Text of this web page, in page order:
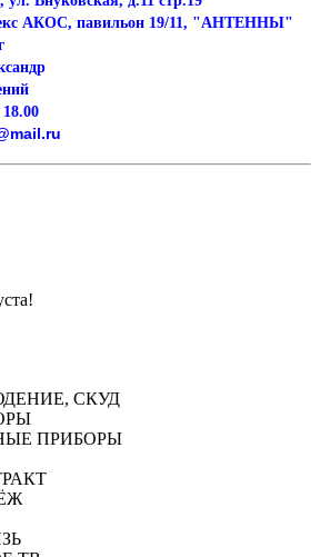
АКОС, павильон 19/11, "АНТЕННЫ"
СКУД
ПРИБОРЫ